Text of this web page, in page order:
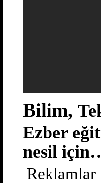
Bilim,
Ezber
nesil
Reklamlar